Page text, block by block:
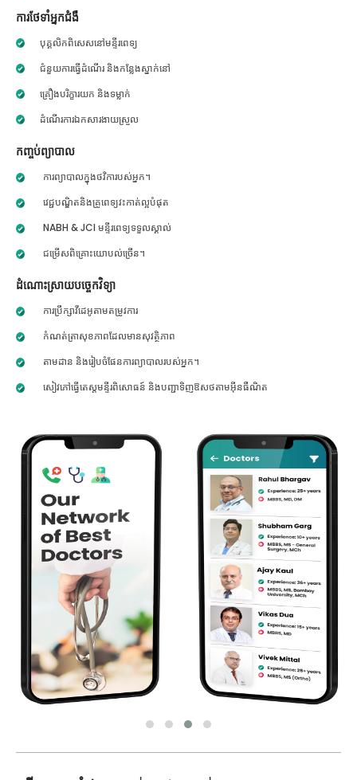
ការថែទាំអ្នកជំងឺ
បុគ្គលិកពិសេសនៅមន្ទីរពេទ្យ
ជំនួយការធ្វើដំណើរ និងកន្លែងស្នាក់នៅ
គ្រឿងបរិក្ខារយក និងទម្លាក់
ដំណើរការឯកសារងាយស្រួល
កញ្ចប់ព្យាបាល
ការព្យាបាលក្នុងថវិការបស់អ្នក។
វេជ្ជបណ្ឌិតនិងគ្រូពេទ្យវះកាត់ល្អបំផុត
NABH & JCI មន្ទីរពេទ្យទទួលស្គាល់
ជម្រើសពិគ្រោះយោបល់ច្រើន។
ដំណោះស្រាយបច្ចេកវិទ្យា
ការប្រឹក្សាវីដេអូតាមតម្រូវការ
កំណត់ត្រាសុខភាពដែលមានសុវត្ថិភាព
តាមដាន និងរៀបចំផែនការព្យាបាលរបស់អ្នក។
សៀវភៅធ្វើតេស្តមន្ទីរពិសោធន៍ និងបញ្ជាទិញឱសថតាមអ៊ីនធឺណិត